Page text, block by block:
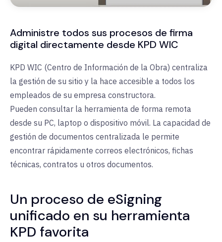
Administre todos sus procesos de firma
digital directamente desde KPD WIC
KPD WIC (Centro de Información de la Obra) centraliza
la gestión de su sitio y la hace accesible a todos los
empleados de su empresa constructora.
Pueden consultar la herramienta de forma remota
desde su PC, laptop o dispositivo móvil. La capacidad de
gestión de documentos centralizada le permite
encontrar rápidamente correos electrónicos, fichas
técnicas, contratos u otros documentos.
Un proceso de eSigning
unificado en su herramienta
KPD favorita